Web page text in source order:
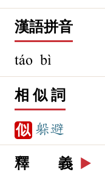
漢語拼音
táo bì
相 似 詞
似 躲避
釋 義 ▶️